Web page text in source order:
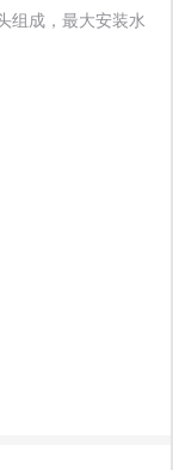
组成，最大安装水